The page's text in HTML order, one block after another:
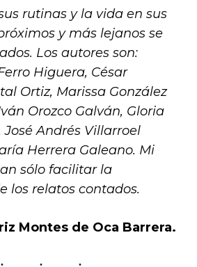
rutinas y la vida en sus
y más lejanos se
Los autores son:
Higuera, César
Ortiz, Marissa González
Orozco Galván, Gloria
Andrés Villarroel
Herrera Galeano. Mi
sólo facilitar la
los relatos contados.
Montes de Oca Barrera.